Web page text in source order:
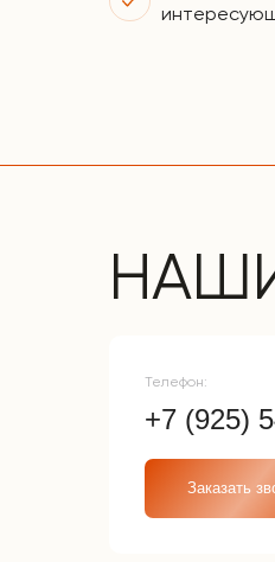
Телефон:
+7 (925)
Заказать